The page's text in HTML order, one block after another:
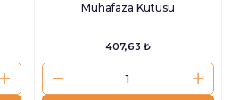
Muhafaza Kutusu
407,63 ₺